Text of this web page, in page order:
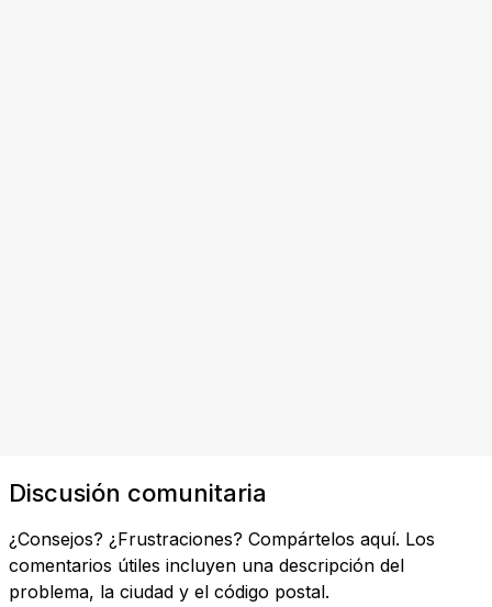
Discusión comunitaria
¿Consejos? ¿Frustraciones? Compártelos aquí. Los
comentarios útiles incluyen una descripción del
problema, la ciudad y el código postal.